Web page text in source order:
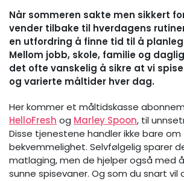
Når sommeren sakte men sikkert
vender tilbake til hverdagens
en utfordring å finne tid til å
Mellom jobb, skole, familie og
det ofte vanskelig å sikre at vi
og varierte måltider hver dag.
Her kommer et måltidskasse
HelloFresh og Marley Spoon, til
Disse tjenestene handler ikke bare om
bekvemmelighet. Selvfølgelig sparer
matlaging, men de hjelper også med
sunne spisevaner. Og som du snart